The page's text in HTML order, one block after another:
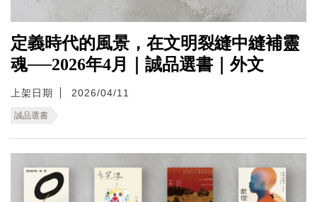
定義時代的風景，在文明裂縫中縫補靈
魂──2026年4月｜誠品選書｜外文
上架日期 2026/04/11
誠品選書